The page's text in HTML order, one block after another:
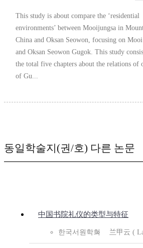
This study is about compare the ‘residential
environments’ between Mooijungsa in
China and Oksan Seowon, focusing on
and Oksan Seowon Gugok. This study
the total five chapters about the relations of
of Gu...
동일학술지(권/호) 다른 논문
中国书院礼仪的类型与特征
한국서원학회 兰甲云 (